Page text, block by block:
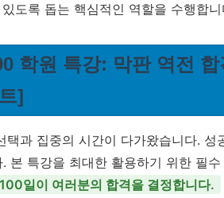
도록 돕는 핵심적인 역할을 수행합니
학원 특강: 막판 역전
]
택과 집중의 시간이 다가왔습니다.
본 특강을 최대한 활용하기 위한 필
일이 여러분의 합격을 결정합니다.